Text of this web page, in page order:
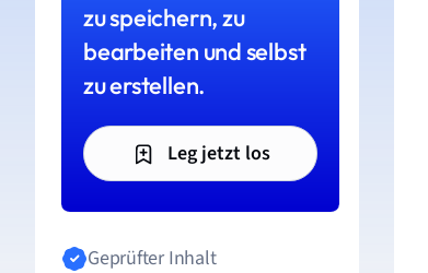
zu speichern, zu
bearbeiten und selbst
zu erstellen.
Leg jetzt los
Geprüfter Inhalt